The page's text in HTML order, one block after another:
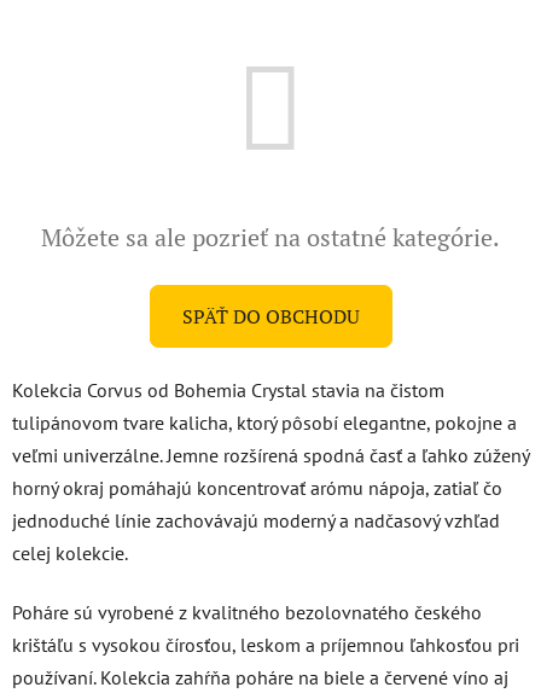
Môžete sa ale pozrieť na ostatné kategórie.
SPÄŤ DO OBCHODU
Kolekcia Corvus od Bohemia Crystal stavia na čistom
tulipánovom tvare kalicha, ktorý pôsobí elegantne, pokojne a
veľmi univerzálne. Jemne rozšírená spodná časť a ľahko zúžený
horný okraj pomáhajú koncentrovať arómu nápoja, zatiaľ čo
jednoduché línie zachovávajú moderný a nadčasový vzhľad
celej kolekcie.
Poháre sú vyrobené z kvalitného bezolovnatého českého
krištáľu s vysokou čírosťou, leskom a príjemnou ľahkosťou pri
používaní. Kolekcia zahŕňa poháre na biele a červené víno aj